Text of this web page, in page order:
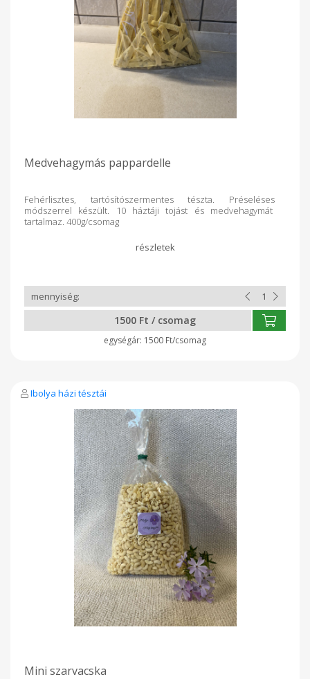
Medvehagymás pappardelle
Fehérlisztes, tartósítószermentes tészta. Préseléses
módszerrel készült. 10 háztáji tojást és medvehagymát
tartalmaz. 400g/csomag
1500 Ft / csomag
1500 Ft/csomag
Ibolya házi tésztái
Mini szarvacska